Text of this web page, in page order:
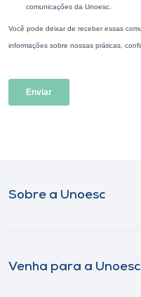
Sobre a Unoesc
Venha para a Unoesc